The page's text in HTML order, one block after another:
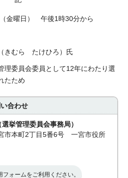
金曜日） 午後1時30分から
むら たけひろ）氏
委員会委員として12年にわたり選
たため
合わせ
挙管理委員会事務局）
市本町2丁目5番6号 一宮市役所
フォームをご利用ください。